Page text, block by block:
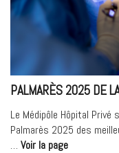
PALMARÈS 2025 DE
Le Médipôle Hôpital
Palmarès 2025 des
… Voir la page« Palmarès